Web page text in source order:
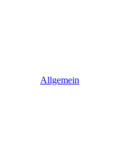
Allgemein